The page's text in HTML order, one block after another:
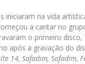
iniciaram na vida
a cantar no
o primeiro
após a gravação do
14, Safadim, Safadim,